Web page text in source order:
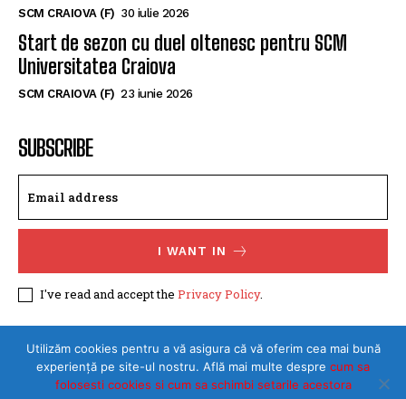
SCM Universitatea Craiova a împrumutat o
tânără handbalistă de la Rapid București
SCM CRAIOVA (F) 30 iulie 2026
Start de sezon cu duel oltenesc pentru SCM
SCM CRAIOVA (F)
SUBSCRIBE
I WANT IN
I've read and accept thePrivacy Policy.
Utilizăm cookies pentru a vă asigura că vă oferim cea mai bună
experiență pe site-ul nostru. Află mai multe despre cum sa
folosesti cookies si cum sa schimbi setarile acestora